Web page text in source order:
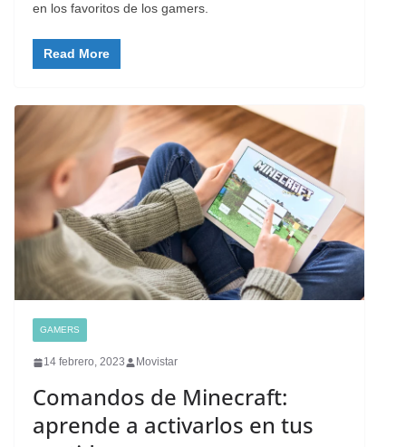
en los favoritos de los gamers.
Read More
GAMERS
14 febrero, 2023 Movistar
Comandos de Minecraft:
aprende a activarlos en tus